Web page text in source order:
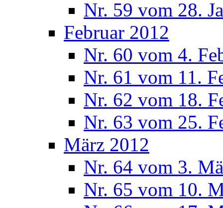
Nr. 59 vom 28.
Februar 2012
Nr. 60 vom 4.
Nr. 61 vom 11.
Nr. 62 vom 18.
Nr. 63 vom 25.
März 2012
Nr. 64 vom 3.
Nr. 65 vom 10.